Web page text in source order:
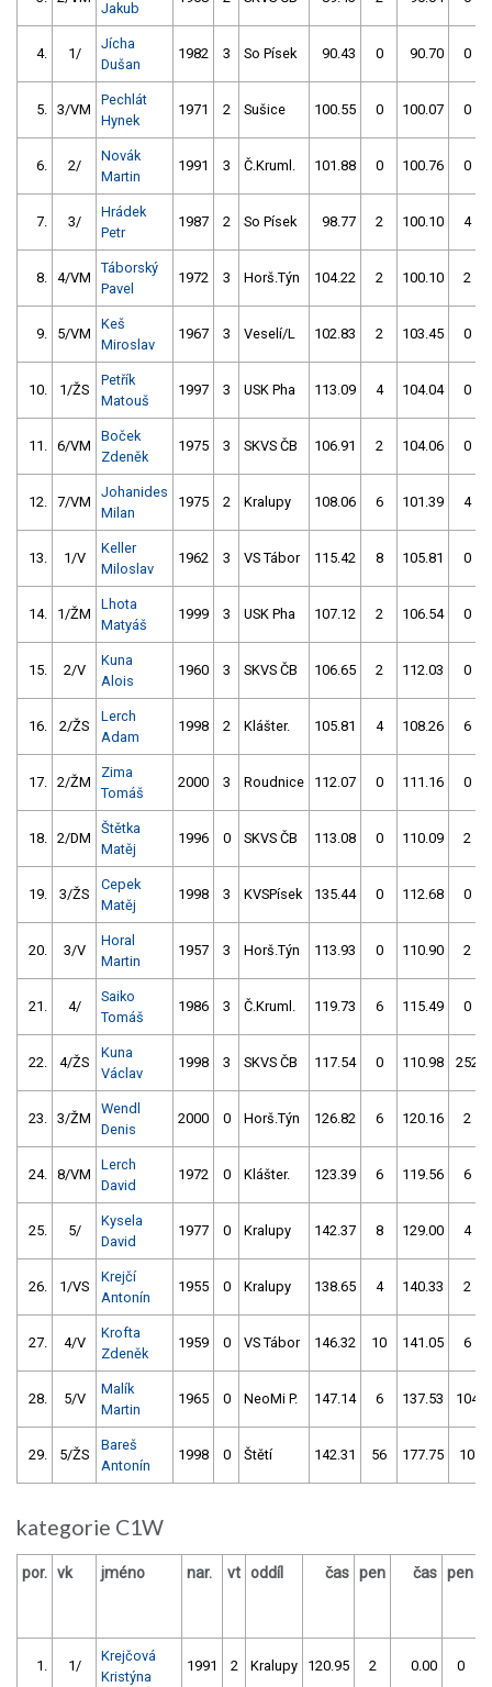
Jakub
4. 1/
Jícha
Dušan
1982 3 So Písek 90.43 0 90.70 0
5. 3/VM
Pechlát
Hynek
1971 2 Sušice 100.55 0 100.07 0
6. 2/
Novák
Martin
1991 3 Č.Kruml. 101.88 0 100.76 0
7. 3/
Hrádek
Petr
1987 2 So Písek 98.77 2 100.10 4
8. 4/VM
Táborský
Pavel
1972 3 Horš.Týn 104.22 2 100.10 2
9. 5/VM
Keš
Miroslav
1967 3 Veselí/L 102.83 2 103.45 0
10. 1/ŽS
Petřík
Matouš
1997 3 USK Pha 113.09 4 104.04 0
11. 6/VM
Boček
Zdeněk
1975 3 SKVS ČB 106.91 2 104.06 0
12. 7/VM
Johanides
Milan
1975 2 Kralupy 108.06 6 101.39 4
13. 1/V
Keller
Miloslav
1962 3 VS Tábor 115.42 8 105.81 0
14. 1/ŽM
Lhota
Matyáš
1999 3 USK Pha 107.12 2 106.54 0
15. 2/V
Kuna
Alois
1960 3 SKVS ČB 106.65 2 112.03 0
16. 2/ŽS
Lerch
Adam
1998 2 Klášter. 105.81 4 108.26 6
17. 2/ŽM
Zima
Tomáš
2000 3 Roudnice 112.07 0 111.16 0
18. 2/DM
Štětka
Matěj
1996 0 SKVS ČB 113.08 0 110.09 2
19. 3/ŽS
Cepek
Matěj
1998 3 KVSPísek 135.44 0 112.68 0
20. 3/V
Horal
Martin
1957 3 Horš.Týn 113.93 0 110.90 2
21. 4/
Saiko
Tomáš
1986 3 Č.Kruml. 119.73 6 115.49 0
22. 4/ŽS
Kuna
Václav
1998 3 SKVS ČB 117.54 0 110.98 252
23. 3/ŽM
Wendl
Denis
2000 0 Horš.Týn 126.82 6 120.16 2
24. 8/VM
Lerch
David
1972 0 Klášter. 123.39 6 119.56 6
25. 5/
Kysela
David
1977 0 Kralupy 142.37 8 129.00 4
26. 1/VS
Krejčí
Antonín
1955 0 Kralupy 138.65 4 140.33 2
27. 4/V
Krofta
Zdeněk
1959 0 VS Tábor 146.32 10 141.05 6
28. 5/V
Malík
Martin
1965 0 NeoMi P. 147.14 6 137.53 104
29. 5/ŽS
Bareš
Antonín
1998 0 Štětí 142.31 56 177.75 10
kategorie C1W
por. vk jméno nar. vt oddíl čas pen čas pen
1. 1/
Krejčová
Kristýna
1991 2 Kralupy 120.95 2 0.00 0